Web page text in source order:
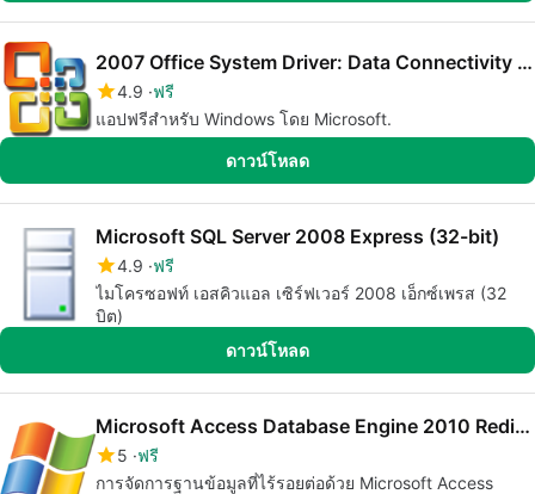
2007 Office System Driver: Data Connectivity Components
4.9 ฟรี
แอปฟรีสำหรับ Windows โดย Microsoft.
ดาวน์โหลด
Microsoft SQL Server 2008 Express (32-bit)
4.9 ฟรี
ไมโครซอฟท์ เอสคิวแอล เซิร์ฟเวอร์ 2008 เอ็กซ์เพรส (32
บิต)
ดาวน์โหลด
Microsoft Access Database Engine 2010 Redistributable (64-bit)
5 ฟรี
การจัดการฐานข้อมูลที่ไร้รอยต่อด้วย Microsoft Access